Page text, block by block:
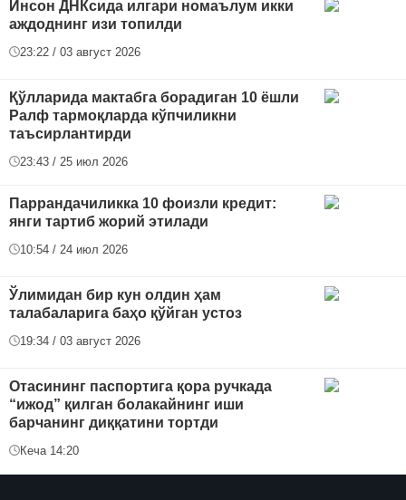
Инсон ДНКсида илгари номаълум икки
аждоднинг изи топилди
23:22 / 03 август 2026
Қўлларида мактабга борадиган 10 ёшли
Ралф тармоқларда кўпчиликни
таъсирлантирди
23:43 / 25 июл 2026
Паррандачиликка 10 фоизли кредит:
янги тартиб жорий этилади
10:54 / 24 июл 2026
Ўлимидан бир кун олдин ҳам
талабаларига баҳо қўйган устоз
19:34 / 03 август 2026
Отасининг паспортига қора ручкада
“ижод” қилган болакайнинг иши
барчанинг диққатини тортди
Кеча 14:20